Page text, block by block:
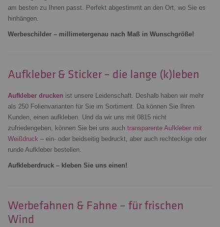
am besten zu Ihnen passt. Perfekt abgestimmt an den Ort, wo Sie es
hinhängen.
Werbeschilder – millimetergenau nach Maß in Wunschgröße!
Aufkleber & Sticker – die lange (k)leben
Aufkleber drucken ist unsere Leidenschaft. Deshalb haben wir mehr
als 250 Folienvarianten für Sie im Sortiment. Da können Sie Ihren
Kunden, einen aufkleben. Und da wir uns mit 0815 nicht
zufriedengeben, können Sie bei uns auch transparente Aufkleber mit
Weißdruck – ein- oder beidseitig bedruckt, aber auch rechteckige oder
runde Aufkleber bestellen.
Aufkleberdruck – kleben Sie uns einen!
Werbefahnen & Fahne – für frischen
Wind